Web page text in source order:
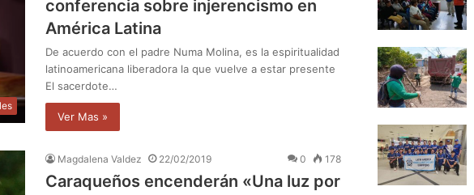
conferencia sobre injerencismo en
América Latina
De acuerdo con el padre Numa Molina, es la espiritualidad
latinoamericana liberadora la que vuelve a estar presente
El sacerdote…
Ver Mas »
Magdalena Valdez 22/02/2019 0 178
Caraqueños encenderán «Una luz por